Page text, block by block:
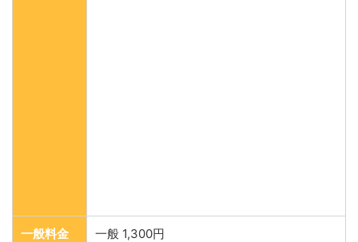
一般料金
一般 1,300円